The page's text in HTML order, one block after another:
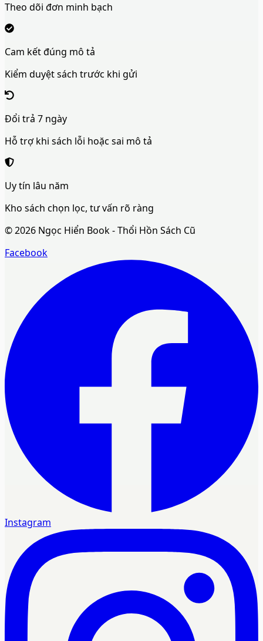
Theo dõi đơn minh bạch
Cam kết đúng mô tả
Kiểm duyệt sách trước khi gửi
Đổi trả 7 ngày
Hỗ trợ khi sách lỗi hoặc sai mô tả
Uy tín lâu năm
Kho sách chọn lọc, tư vấn rõ ràng
©2026 Ngọc Hiển Book - Thổi Hồn Sách Cũ
Facebook
Instagram